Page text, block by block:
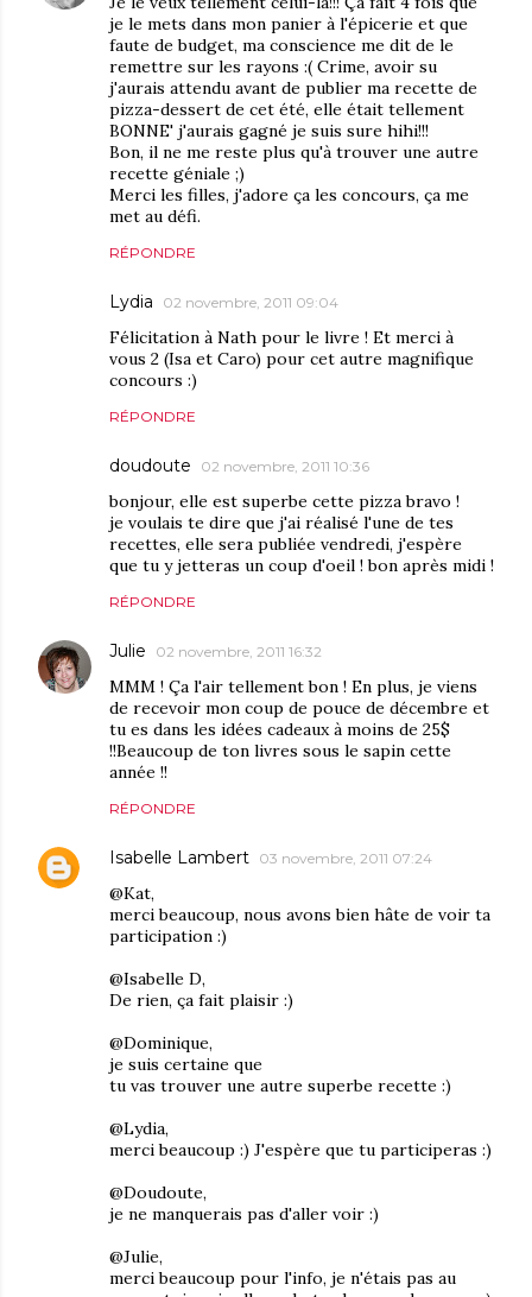
je le mets dans mon panier à l'épicerie et que
faute de budget, ma conscience me dit de le
remettre sur les rayons :( Crime, avoir su
j'aurais attendu avant de publier ma recette de
pizza-dessert de cet été, elle était tellement
BONNE' j'aurais gagné je suis sure hihi!!!
Bon, il ne me reste plus qu'à trouver une autre
recette géniale ;)
Merci les filles, j'adore ça les concours, ça me
met au défi.
RÉPONDRE
Lydia 02 novembre, 2011 09:04
Félicitation à Nath pour le livre ! Et merci à
vous 2 (Isa et Caro) pour cet autre magnifique
concours :)
RÉPONDRE
doudoute 02 novembre, 2011 10:36
bonjour, elle est superbe cette pizza bravo !
je voulais te dire que j'ai réalisé l'une de tes
recettes, elle sera publiée vendredi, j'espère
que tu y jetteras un coup d'oeil ! bon après midi !
RÉPONDRE
Julie 02 novembre, 2011 16:32
MMM ! Ça l'air tellement bon ! En plus, je viens
de recevoir mon coup de pouce de décembre et
tu es dans les idées cadeaux à moins de 25$
!!Beaucoup de ton livres sous le sapin cette
année !!
RÉPONDRE
Isabelle Lambert 03 novembre, 2011 07:24
@Kat,
merci beaucoup, nous avons bien hâte de voir ta
participation :)
@Isabelle D,
De rien, ça fait plaisir :)
@Dominique,
je suis certaine que
tu vas trouver une autre superbe recette :)
@Lydia,
merci beaucoup :) J'espère que tu participeras :)
@Doudoute,
je ne manquerais pas d'aller voir :)
@Julie,
merci beaucoup pour l'info, je n'étais pas au